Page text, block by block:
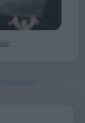
nazionale